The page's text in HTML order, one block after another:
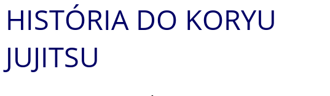
HISTÓRIA DO KORYU
JUJITSU